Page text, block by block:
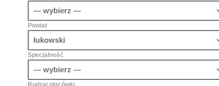
Powiat
Specjalność
Rodzaj placówki